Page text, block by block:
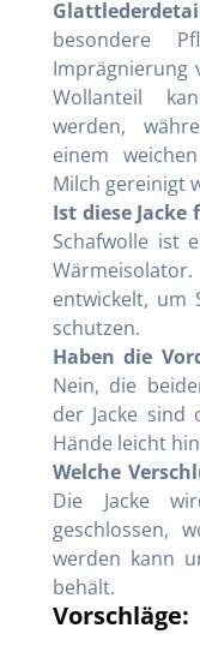
besondere
Imprägnierung
Wollanteil
werden,
einem
Milch gereinigt
Ist diese
Schafwolle ist
entwickelt, um
schutzen.
Haben die
Nein, die
der Jacke sind
Hände leicht
Welche
Die Jacke
geschlossen,
werden kann
behält.
Vorschläge: